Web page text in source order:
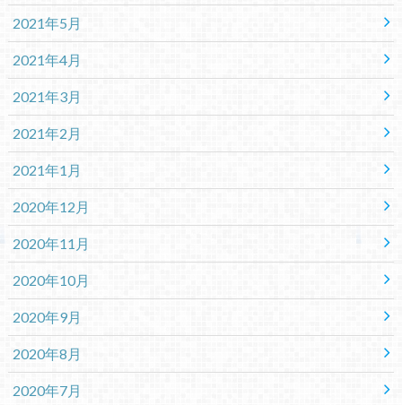
2021年5月
2021年4月
2021年3月
2021年2月
2021年1月
2020年12月
2020年11月
2020年10月
2020年9月
2020年8月
2020年7月